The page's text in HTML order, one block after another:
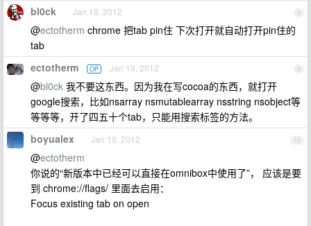
8
bl0ck Jan 19, 2012
@ectotherm chrome 把tab pin住 下次打开就自动打开pin住的
tab
9
ectotherm OP Jan 19, 2012
@bl0ck 我不要这东西。因为我在写cocoa的东西，就打开
google搜索，比如nsarray nsmutablearray nsstring nsobject等
等等等，开了四五十个tab，只能用搜索标签的方法。
10
boyualex Jan 19, 2012
@ectotherm
你说的“新版本中已经可以直接在omnibox中使用了”， 应该是要
到 chrome://flags/ 里面去启用：
Focus existing tab on open